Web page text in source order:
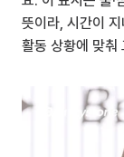
뜻이라, 시간이
활동 상황에 맞춰